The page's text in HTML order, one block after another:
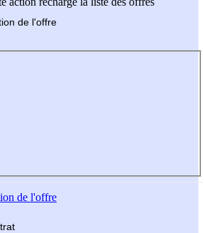
de l'offre
de l'offre